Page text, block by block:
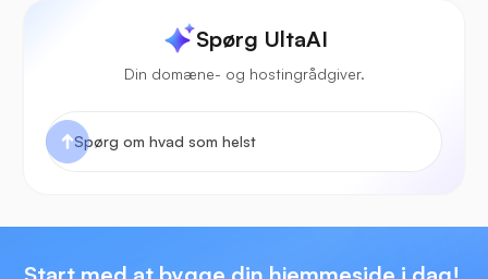
Spørg UltaAI
Din domæne- og hostingrådgiver.